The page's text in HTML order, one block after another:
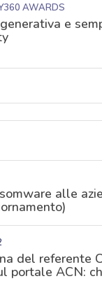
AWARDS
e
alle
del referente
portale ACN: